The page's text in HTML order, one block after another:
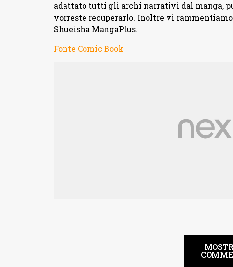
adattato tutti gli archi narrativi dal manga,
vorreste recuperarlo. Inoltre vi
Shueisha MangaPlus.
Fonte Comic Book